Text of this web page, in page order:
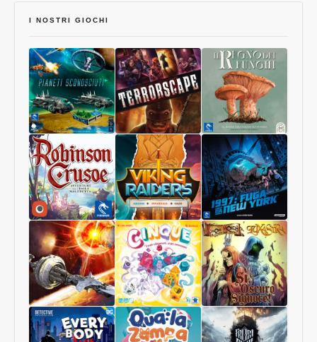
I NOSTRI GIOCHI
Pianeti
Sconosciuti
Terrorscape
Il
Regno
dei
Funghi
Robinson
Crusoe
Collector
Edition
Viking
Raiders
1997:
Fuga
da
New
York
Starship
Interstellar
Cinque
Sì,
Oscuro